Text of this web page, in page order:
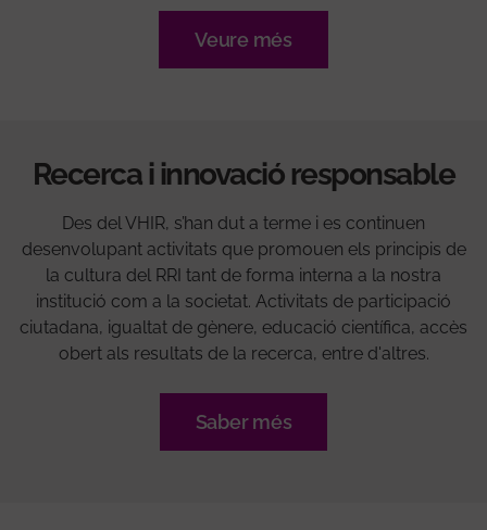
Veure més
Recerca i innovació responsable
Des del VHIR, s’han dut a terme i es continuen
desenvolupant activitats que promouen els principis de
la cultura del RRI tant de forma interna a la nostra
institució com a la societat. Activitats de participació
ciutadana, igualtat de gènere, educació científica, accès
obert als resultats de la recerca, entre d'altres.
Saber més